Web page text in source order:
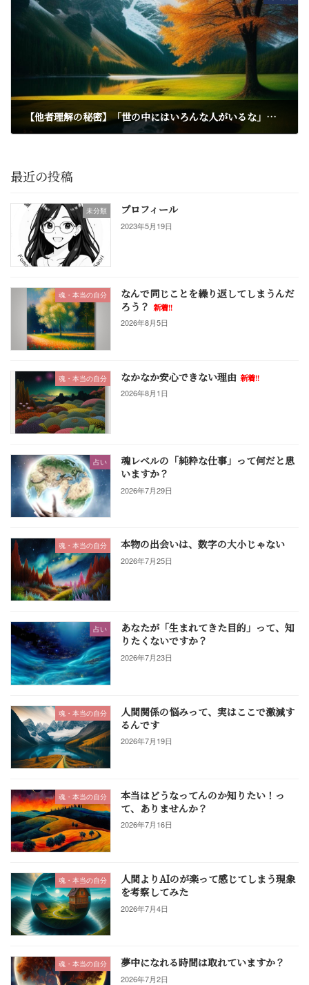
【他者理解の秘密】「世の中にはいろんな人がいるな」で終わらない面白い世界
最近の投稿
未分類 プロフィール
2023年5月19日
魂・本当の自分
なんで同じことを繰り返してしまうんだ
ろう？ 新着!!
2026年8月5日
魂・本当の自分 なかなか安心できない理由 新着!!
2026年8月1日
占い
魂レベルの「純粋な仕事」って何だと思
いますか？
2026年7月29日
魂・本当の自分 本物の出会いは、数字の大小じゃない
2026年7月25日
占い
あなたが「生まれてきた目的」って、知
りたくないですか？
2026年7月23日
魂・本当の自分
人間関係の悩みって、実はここで激減す
るんです
2026年7月19日
魂・本当の自分
本当はどうなってんのか知りたい！っ
て、ありませんか？
2026年7月16日
魂・本当の自分
人間よりAIのが楽って感じてしまう現象
を考察してみた
2026年7月4日
魂・本当の自分 夢中になれる時間は取れていますか？
2026年7月2日